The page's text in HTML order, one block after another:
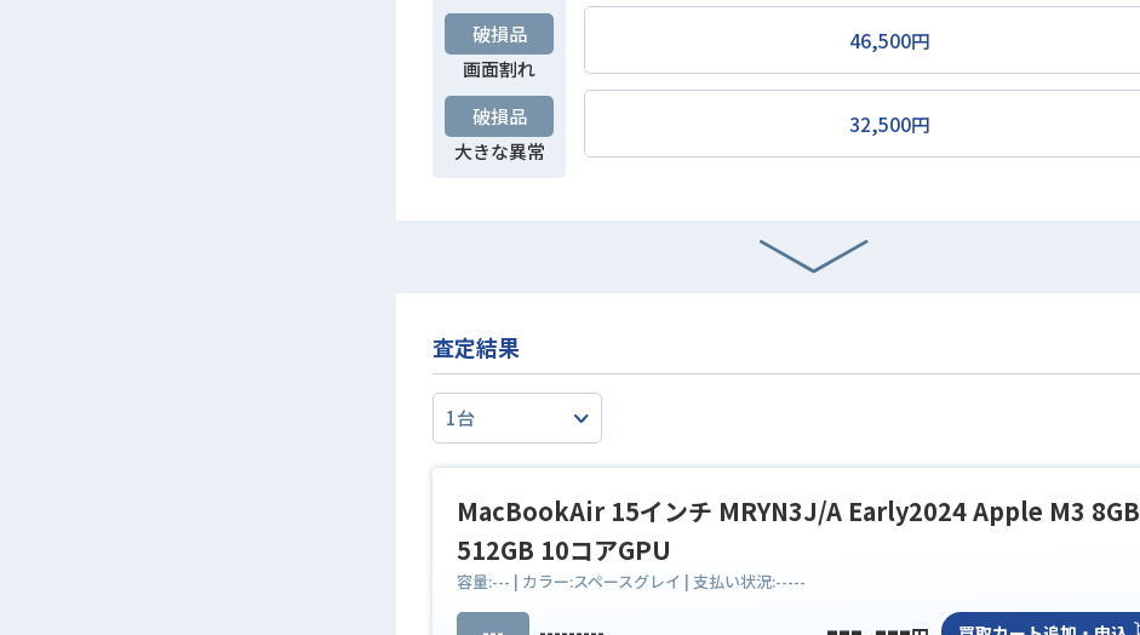
破損品
画面割れ
破損品
大きな異常
46,500円
32,500円
査定結果
MacBookAir 15インチ MRYN3J/A Early2024 Apple M3 8GB
512GB 10コアGPU
容量:--- | カラー:スペースグレイ | 支払い状況:-----